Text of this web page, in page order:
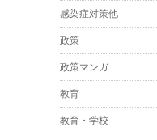
感染症対策他
政策
政策マンガ
教育
教育・学校